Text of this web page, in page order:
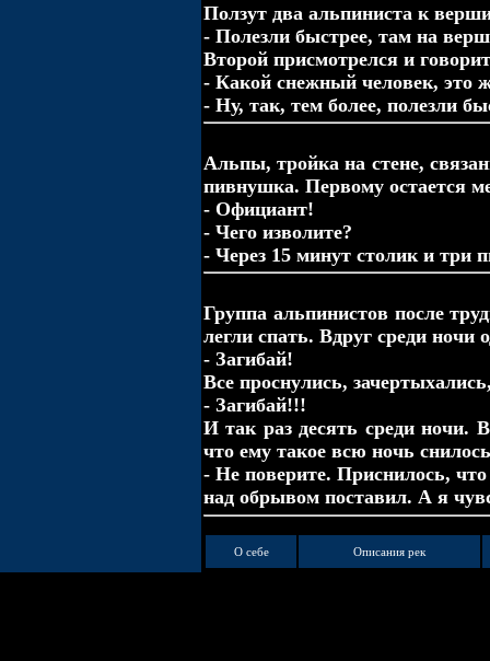
Ползут два альпиниста к
- Полезли быстрее, там на
Второй присмотрелся и
- Какой снежный человек, это
- Ну, так, тем более, полезли
Альпы, тройка на стене,
пивнушка. Первому остается
- Официант!
- Чего изволите?
- Через 15 минут столик и три
Группа альпинистов после
легли спать. Вдруг среди ночи
- Загибай!
Все проснулись,
- Загибай!!!
И так раз десять среди ночи.
что ему такое всю ночь
- Не поверите. Приснилось,
над обрывом поставил. А я
О себе Описания рек